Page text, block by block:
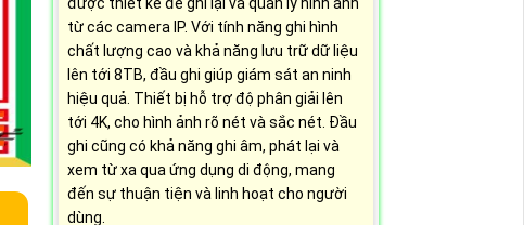
được thiết kế để ghi lại và quản lý hình ảnh
từ các camera IP. Với tính năng ghi hình
chất lượng cao và khả năng lưu trữ dữ liệu
lên tới 8TB, đầu ghi giúp giám sát an ninh
hiệu quả. Thiết bị hỗ trợ độ phân giải lên
tới 4K, cho hình ảnh rõ nét và sắc nét. Đầu
ghi cũng có khả năng ghi âm, phát lại và
xem từ xa qua ứng dụng di động, mang
đến sự thuận tiện và linh hoạt cho người
dùng.